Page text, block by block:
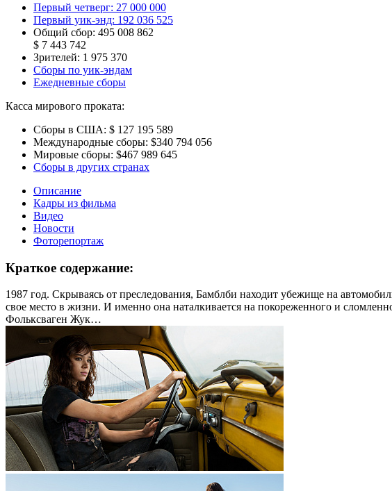
Первый четверг: 27 000 000
Первый уик-энд: 192 036 525
Общий сбор: 495 008 862
$ 7 443 742
Зрителей: 1 975 370
Сборы по уик-эндам
Ежедневные сборы
Касса мирового проката:
Сборы в США: $ 127 195 589
Международные сборы: $340 794 056
Мировые сборы: $467 989 645
Сборы в других странах
Описание
Кадры из фильма
Видео
Новости
Фоторепортаж
Краткое содержание:
1987 год. Скрываясь от преследования, Бамблби находит убежище на
свое место в жизни. И именно она наталкивается на покореженного и
Фольксваген Жук…